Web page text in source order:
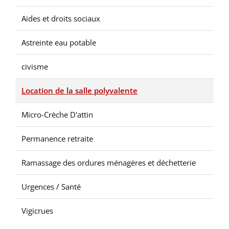
Aides et droits sociaux
Astreinte eau potable
civisme
Location de la salle polyvalente
Micro-Crèche D'attin
Permanence retraite
Ramassage des ordures ménagères et déchetterie
Urgences / Santé
Vigicrues